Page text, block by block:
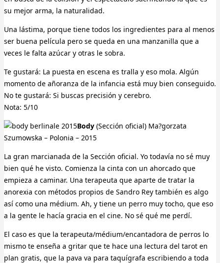
su mejor arma, la naturalidad.
Una lástima, porque tiene todos los ingredientes para al menos
ser buena película pero se queda en una manzanilla que a
veces le falta azúcar y otras le sobra.
Te gustará: La puesta en escena es tralla y eso mola. Algún
momento de añoranza de la infancia está muy bien conseguido.
No te gustará: Si buscas precisión y cerebro.
Nota: 5/10
Body (Sección oficial) Ma?gorzata
Szumowska – Polonia – 2015
La gran marcianada de la Sección oficial. Yo todavía no sé muy
bien qué he visto. Comienza la cinta con un ahorcado que
empieza a caminar. Una terapeuta que aparte de tratar la
anorexia con métodos propios de Sandro Rey también es algo
así como una médium. Ah, y tiene un perro muy tocho, que eso
a la gente le hacía gracia en el cine. No sé qué me perdí.
El caso es que la terapeuta/médium/encantadora de perros lo
mismo te enseña a gritar que te hace una lectura del tarot en
plan gratis, que la pava va para taquígrafa escribiendo a toda